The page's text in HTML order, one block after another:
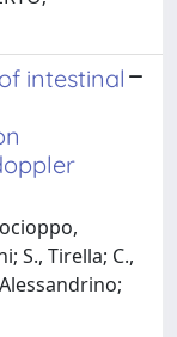
intestinal
S., Tirella; C.,